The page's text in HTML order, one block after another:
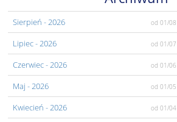
Sierpień - 2026 od 01/08
Lipiec- 2026 od 01/07
Czerwiec- 2026 od 01/06
Maj - 2026 od 01/05
Kwiecień - 2026 od 01/04